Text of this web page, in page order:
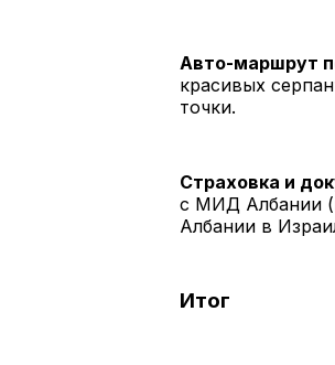
Авто-маршрут
красивых
точки.
Страховка и
с МИД Албании
Албании в
Итог